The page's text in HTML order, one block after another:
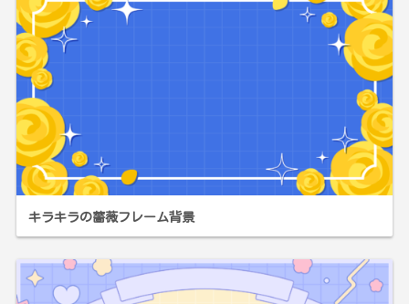
キラキラの薔薇フレーム背景